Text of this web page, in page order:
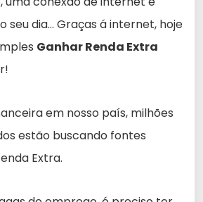
seu dia… Graças á internet, hoje
Ganhar Renda Extra
em nosso país, milhões
estão buscando fontes
Extra.